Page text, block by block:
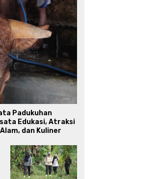
Padukuhan
Edukasi, Atraksi
dan Kuliner